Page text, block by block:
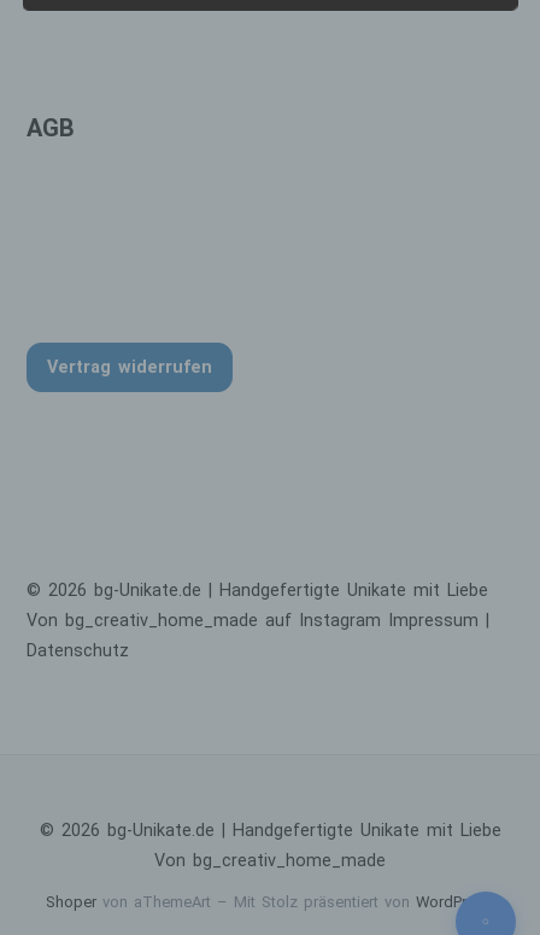
AGB
Vertrag widerrufen
© 2026 bg-Unikate.de | Handgefertigte Unikate mit Liebe
Von bg_creativ_home_made auf Instagram
Impressum
Datenschutz
© 2026 bg-Unikate.de | Handgefertigte Unikate mit Liebe
Von bg_creativ_home_made
Shopervon aThemeArt – Mit Stolz präsentiert von WordPress
verwendet wurden. Unsere Datenschutzerklärung
verwendeten Begrifflichkeiten erläutern.
identifizierte oder identifizierbare natürliche
Person (im Folgenden „betroffene Person")
beziehen. Als identifizierbar wird eine
physiologischen, genetischen, psychischen,
wirtschaftlichen, kulturellen oder sozialen
Identität dieser natürlichen Person sind,
identifiziert werden kann.
werden.
Verarbeitung ist jeder mit oder ohne Hilfe